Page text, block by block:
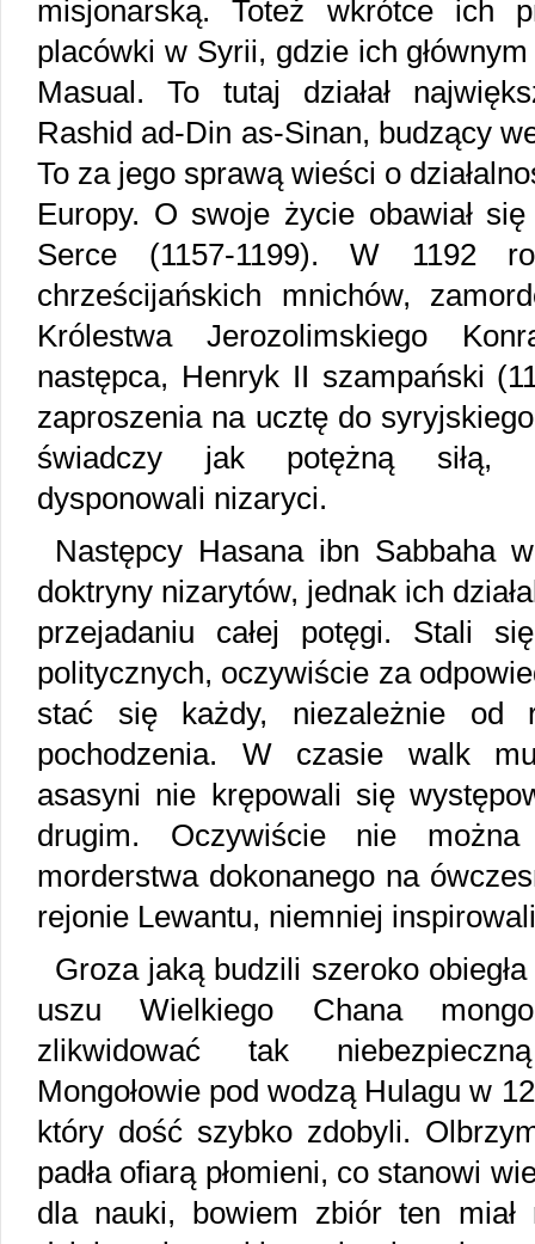
misjonarską. Toteż wkrótce ich
placówki w Syrii, gdzie ich
Masual. To tutaj działał
Rashid ad-Din as-Sinan, budzący
To za jego sprawą wieści o
Europy. O swoje życie obawiał
Serce (1157-1199). W 1192
chrześcijańskich mnichów,
Królestwa Jerozolimskiego
następca, Henryk II szampański
zaproszenia na ucztę do
świadczy jak potężną siłą,
dysponowali nizaryci.
Następcy Hasana ibn Sabbaha
doktryny nizarytów, jednak ich
przejadaniu całej potęgi. Stali
politycznych, oczywiście za
stać się każdy, niezależnie od
pochodzenia. W czasie walk
asasyni nie krępowali się
drugim. Oczywiście nie
morderstwa dokonanego na
rejonie Lewantu, niemniej
Groza jaką budzili szeroko
uszu Wielkiego Chana
zlikwidować tak
Mongołowie pod wodzą Hulagu w
który dość szybko zdobyli.
padła ofiarą płomieni, co stanowi
dla nauki, bowiem zbiór ten